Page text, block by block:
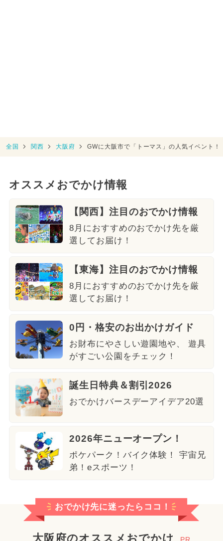
全国 関西 大阪府 GWに大阪市で「トーマス」の人気イベント
オススメおでかけ情報
【関西】注目のおでかけ情報
8月におすすめのおでかけ先を厳
選してお届け！
【東海】注目のおでかけ情報
8月におすすめのおでかけ先を厳
選してお届け！
0円・格安のお出かけガイド
お財布にやさしい遊園地や、 遊具
がすごい公園をチェック！
誕生日特典＆割引2026
おでかけバースデーアイデア20選
2026年ニューオープン！
ポケパーク！バイク体験！ 宇宙兄
弟！eスポーツ！
おでかけ先に迷ったらココ！
大阪府のオススメおでかけ